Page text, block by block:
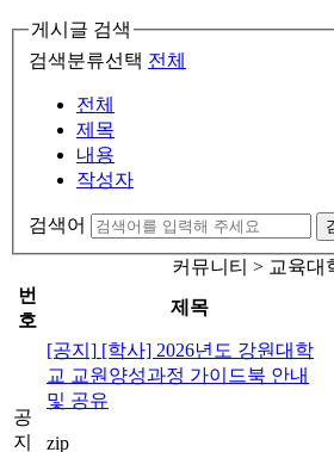
게시글 검색
검색분류선택 전체
전체
제목
내용
작성자
검색어
커뮤니티 > 교육대
번
호
제목
공
지
[공지] [학사] 2026년도 강원대학
교 교원양성과정 가이드북 안내
및 공유
zip